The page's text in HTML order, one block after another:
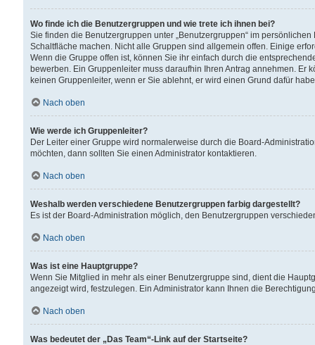
Wo finde ich die Benutzergruppen und wie trete ich ihnen bei?
Sie finden die Benutzergruppen unter „Benutzergruppen“ im
Schaltfläche machen. Nicht alle Gruppen sind allgemein offen. Einige
Wenn die Gruppe offen ist, können Sie ihr einfach durch die
bewerben. Ein Gruppenleiter muss daraufhin Ihren Antrag annehmen.
keinen Gruppenleiter, wenn er Sie ablehnt, er wird einen Grund dafür
Nach oben
Wie werde ich Gruppenleiter?
Der Leiter einer Gruppe wird normalerweise durch die Board-
möchten, dann sollten Sie einen Administrator kontaktieren.
Nach oben
Weshalb werden verschiedene Benutzergruppen farbig dargestellt?
Es ist der Board-Administration möglich, den Benutzergruppen
Nach oben
Was ist eine Hauptgruppe?
Wenn Sie Mitglied in mehr als einer Benutzergruppe sind, dient die
angezeigt wird, festzulegen. Ein Administrator kann Ihnen die
Nach oben
Was bedeutet der „Das Team“-Link auf der Startseite?